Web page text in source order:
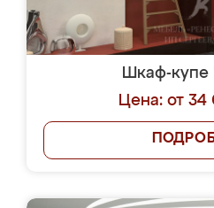
Шкаф-купе
Цена: от 34